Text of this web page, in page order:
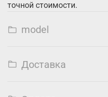
точной стоимости.
model
Доставка